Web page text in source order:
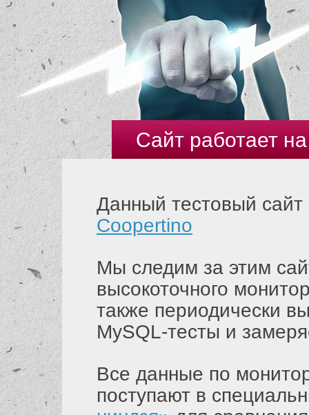
Сайт работает
Данный тестовый сайт
Coopertino
Мы следим за этим
высокоточного
также периодически
MySQL-тесты и
Все данные по
поступают в